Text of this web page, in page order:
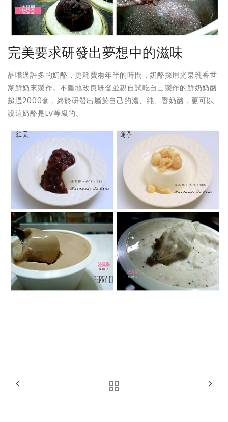
完美要求研發出夢想中的滋味
品嚐過許多的奶酪，更耗費兩年半的時間，奶酪採用光泉乳香世
家鮮奶來製作。不斷地改良研發並親自試吃自己製作的鮮奶奶酪
超過2000盒，終於研發出屬於自己的濃、純、香奶酪，更可以
說這奶酪是LV等級的。